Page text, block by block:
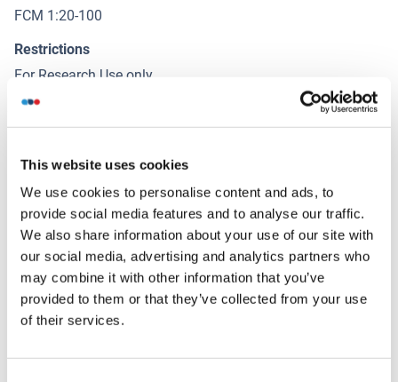
This website uses cookies
We use cookies to personalise content and ads, to
provide social media features and to analyse our traffic.
We also share information about your use of our site with
our social media, advertising and analytics partners who
may combine it with other information that you’ve
provided to them or that they’ve collected from your use
of their services.
FCM 1:20-100
Restrictions
For Research Use only
Format
Liquid
Concentration
1 μg/μL
Buffer
Aqueous buffered solution containing 0.01M TBS ( pH 7.4)